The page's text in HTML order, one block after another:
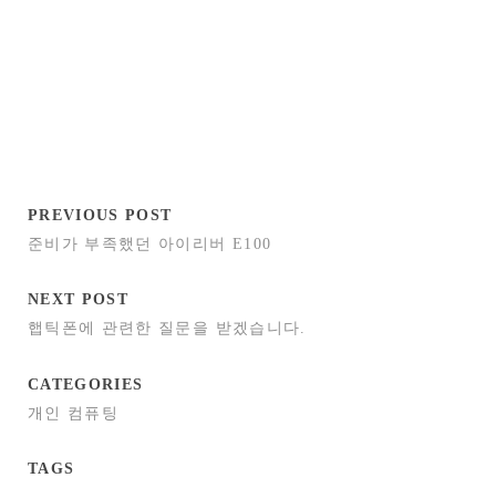
PREVIOUS POST
준비가 부족했던 아이리버 E100
NEXT POST
햅틱폰에 관련한 질문을 받겠습니다.
CATEGORIES
개인 컴퓨팅
TAGS